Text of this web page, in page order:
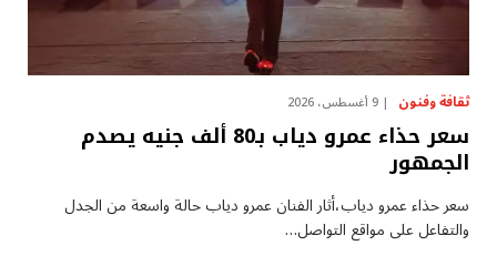
ثقافة وفنون 9 أغسطس، 2026
سعر حذاء عمرو دياب بـ80 ألف جنيه يصدم
الجمهور
سعر حذاء عمرو دياب،أثار الفنان عمرو دياب حالة واسعة من الجدل
والتفاعل على مواقع التواصل…